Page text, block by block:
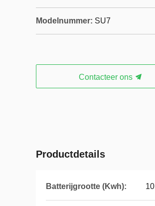
Modelnummer: SU7
Contacteer ons
Productdetails
Batterijgrootte (Kwh):